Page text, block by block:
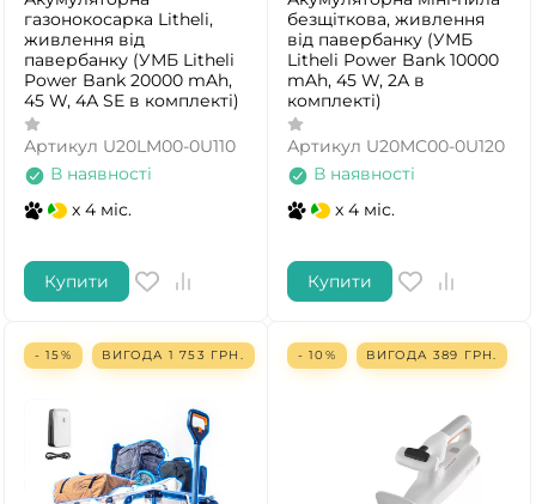
газонокосарка Litheli,
живлення від
павербанку (УМБ Litheli
Power Bank 20000 mAh,
45 W, 4А SE в комплекті)
Артикул U20LM00-0U110
В наявності
x 4 міс.
Купити
безщіткова, живлення
від павербанку (УМБ
Litheli Power Bank 10000
mAh, 45 W, 2А в
комплекті)
Артикул U20MC00-0U120
В наявності
x 4 міс.
Купити
- 15% ВИГОДА 1 753 ГРН. - 10% ВИГОДА 389 ГРН.